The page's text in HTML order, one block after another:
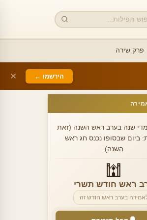
פרק שירה
הירשמו ← ✕
שנה בערב ראש השנה (זאת
ביום שבסופו נכנס חג ראש
השנה)
🕍
ראש חודש תשרי
בערב ראש חודש זה
🔔 הגדרת תזכורת ✕